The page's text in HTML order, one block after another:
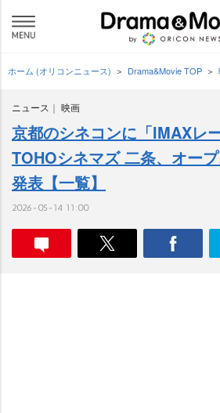
ホーム (オリコンニュース) Drama&Movie TOP
ニュース 映画
京都のシネコンに「IMAXレ
TOHOシネマズ 二条、オー
発表【一覧】
2026-05-14 11:00